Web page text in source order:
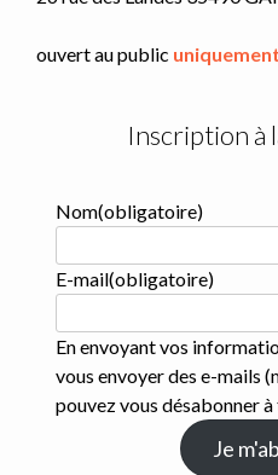
ouvert au public
Inscription à
Nom(obligatoire)
E-mail(obligatoire)
En envoyant vos
vous envoyer des e-mails
pouvez vous désabonner
Je